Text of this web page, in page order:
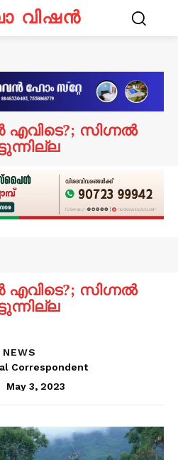
വിഷൻ
സിഗ്നൽ
സിഗ്നൽ
NEWS
Correspondent
May 3, 2023